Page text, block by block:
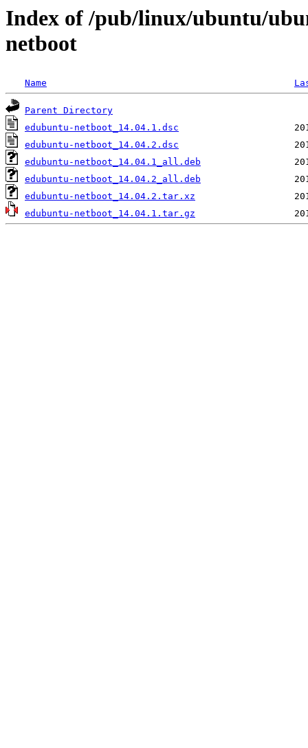
Index of /pub/linux/ubuntu/
netboot
Name
Parent Directory
edubuntu-netboot_14.04.1.dsc
edubuntu-netboot_14.04.2.dsc
edubuntu-netboot_14.04.1_all.deb
edubuntu-netboot_14.04.2_all.deb
edubuntu-netboot_14.04.2.tar.xz
edubuntu-netboot_14.04.1.tar.gz